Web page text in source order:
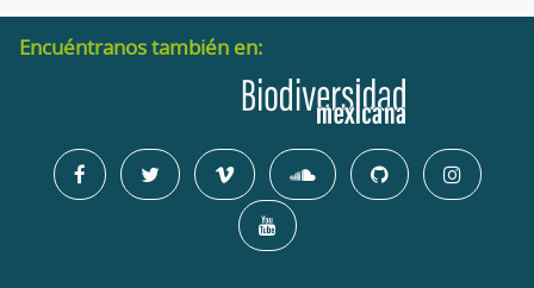
Encuéntranos también en: